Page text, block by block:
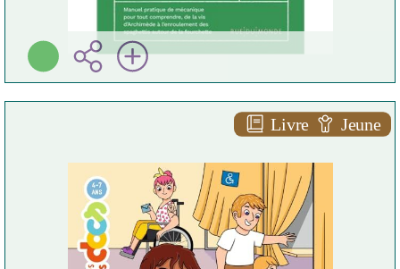
Livre Jeune
Le vote
Stéphanie LEDU
Milan ( 2026 )
Plus d'infos